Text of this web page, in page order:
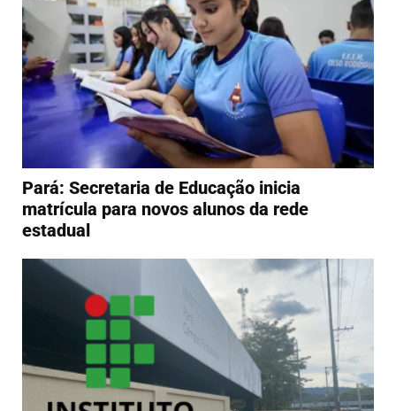
Pará: Secretaria de Educação inicia
matrícula para novos alunos da rede
estadual